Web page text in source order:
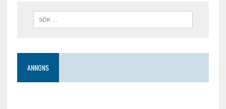
ANNONS